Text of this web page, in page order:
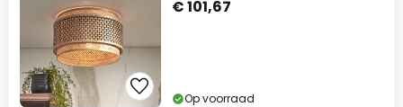
€ 101,67
Op voorraad